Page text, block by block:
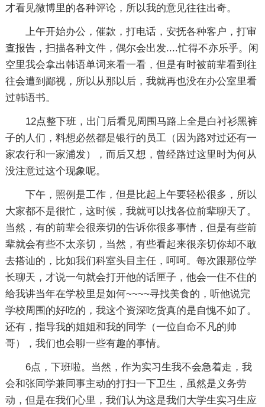
才看见微博里的各种评论，所以我的意见往往出奇。
上午开始办公，催款，打电话，安抚各种客户，打审
查报告，扫描各种文件，偶尔会出发....忙得不亦乐乎。闲
空里我会拿出韩语单词来看一看，但是有时被前辈看到往
往会遭到鄙视，所以从那以后，我就再也没在办公室里看
过韩语书。
12点整下班，出门后看见周围马路上全是白衬衫黑裤
子的人们，料想必然都是银行的员工（因为路对过还有一
家农行和一家浦发），而后又想，曾经路过这里时为何从
没注意过这个现象呢。
下午，照例是工作，但是比起上午要轻松很多，所以
大家都不是很忙，这时候，我就可以找各位前辈聊天了。
当然，有的前辈会很亲切的告诉你很多事情，但是有些前
辈就会有些不太亲切，当然，有些看起来很亲切你却不敢
去搭讪的，比如我们科室头目主任，呵呵。每次跟那位学
长聊天，才说一句就会打开他的话匣子，他会一住不住的
给我讲当年在学校里是如何~~~~寻找美食的，听他说完
学校周围的好吃的，我这个资深吃货真的是自愧不如了。
还有，指导我的姐姐和我的同学（一位自命不凡的帅
哥），我们也会聊一些有趣的事情。
6点，下班啦。当然，作为实习生我不会急着走，我
会和张同学兼同事主动的打扫一下卫生，虽然是义务劳
动，但是在我们心里，我们认为这是我们大学生实习生应